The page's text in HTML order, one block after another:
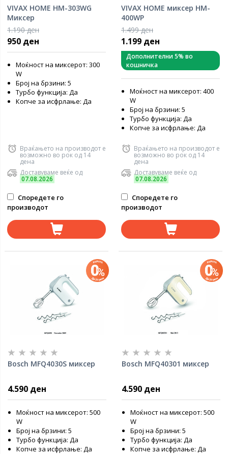
VIVAX HOME HM-303WG
Миксер
1.190 ден
950 ден
Моќност на миксерот: 300
W
Број на брзини: 5
Турбо функција: Да
Копче за исфрлање: Да
Враќањето на производот е
возможно во рок од 14
дена
Доставуваме веќе од
07.08.2026
Споредете го
производот
VIVAX HOME миксер HM-
400WP
1.499 ден
1.199 ден
Дополнителни 5% во
кошничка
Моќност на миксерот: 400
W
Број на брзини: 5
Турбо функција: Да
Копче за исфрлање: Да
Враќањето на производот е
возможно во рок од 14
дена
Доставуваме веќе од
07.08.2026
Споредете го
производот
Bosch MFQ4030S миксер
4.590 ден
Моќност на миксерот: 500
W
Број на брзини: 5
Турбо функција: Да
Копче за исфрлање: Да
Bosch MFQ40301 миксер
4.590 ден
Моќност на миксерот: 500
W
Број на брзини: 5
Турбо функција: Да
Копче за исфрлање: Да